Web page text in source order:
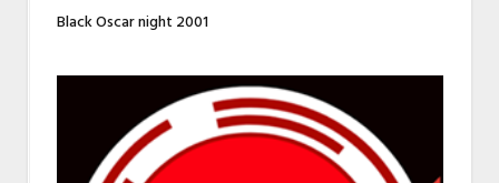
Black Oscar night 2001